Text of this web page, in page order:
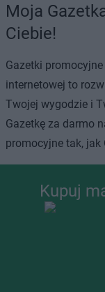
Moja
Ciebie!
Gazetki
internetowej to
Twojej wygodzie i
Gazetkę za darmo
promocyjne tak, jak
Kupuj